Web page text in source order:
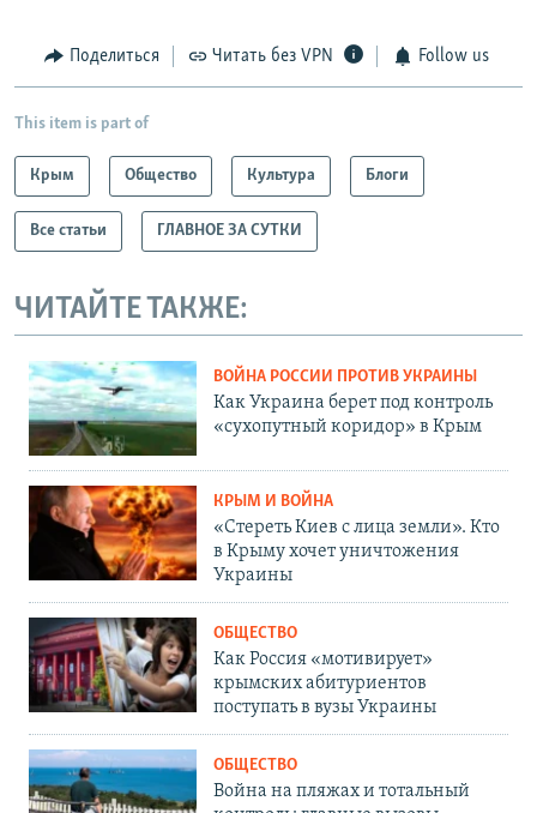
Поделиться Читать без VPN Follow us
This item is part of
Крым Общество Культура Блоги
Все статьи ГЛАВНОЕ ЗА СУТКИ
ЧИТАЙТЕ ТАКЖЕ:
ВОЙНА РОССИИ ПРОТИВ УКРАИНЫ
Как Украина берет под контроль
«сухопутный коридор» в Крым
КРЫМ И ВОЙНА
«Стереть Киев с лица земли». Кто
в Крыму хочет уничтожения
Украины
ОБЩЕСТВО
Как Россия «мотивирует»
крымских абитуриентов
поступать в вузы Украины
ОБЩЕСТВО
Война на пляжах и тотальный